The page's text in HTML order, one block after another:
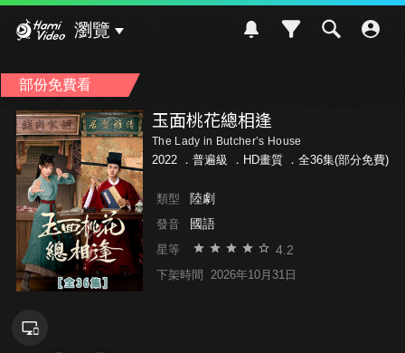
瀏覽
部份免費看
玉面桃花總相逢
The Lady in Butcher’s House
2022 ． 普遍級 ．HD畫質 ．全36集(部分免費)
類型 陸劇
發音 國語
星等 4.2
下架時間 2026年10月31日